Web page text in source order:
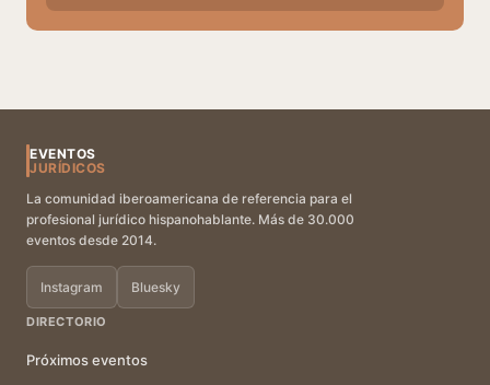
EVENTOS
JURÍDICOS
La comunidad iberoamericana de referencia para el
profesional jurídico hispanohablante. Más de 30.000
eventos desde 2014.
Instagram Bluesky
DIRECTORIO
Próximos eventos